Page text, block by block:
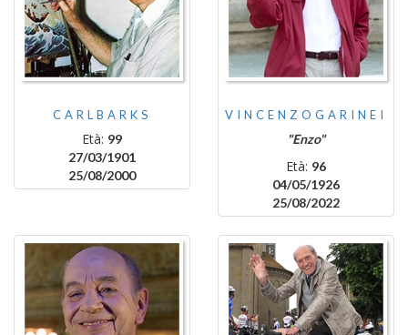
CARLBARKS
Età: 99
27/03/1901
25/08/2000
VINCENZOGARINEI
"Enzo"
Età: 96
04/05/1926
25/08/2022